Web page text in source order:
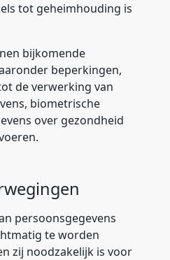
tot geheimhouding is
bijkomende
beperkingen,
de verwerking van
biometrische
over gezondheid
persoonsgegevens
te worden
zij noodzakelijk is voor